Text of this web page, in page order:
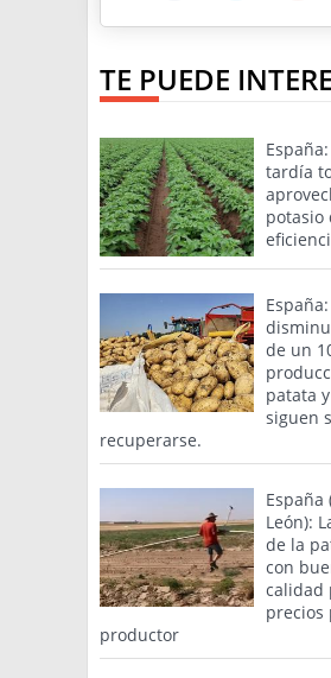
TE PUEDE
tardía
potasio
de un
patata
siguen
recuperarse.
España
León):
de la
con
calidad
precios
productor